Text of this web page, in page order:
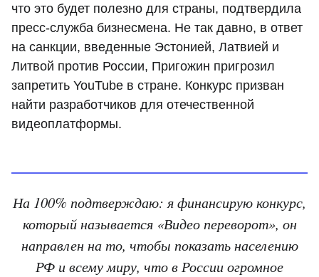
что это будет полезно для страны, подтвердила
пресс-служба бизнесмена. Не так давно, в ответ
на санкции, введенные Эстонией, Латвией и
Литвой против России, Пригожин пригрозил
запретить YouTube в стране. Конкурс призван
найти разработчиков для отечественной
видеоплатформы.
На 100% подтверждаю: я финансирую конкурс,
который называется «Видео переворот», он
направлен на то, чтобы показать населению
РФ и всему миру, что в России огромное